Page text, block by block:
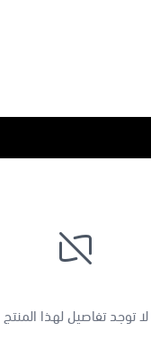
لا توجد تفاصيل لهذا المنتج